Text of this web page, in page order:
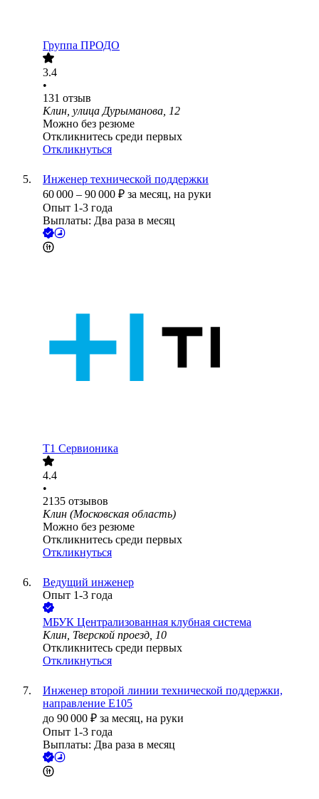
Группа ПРОДО
3.4
•
131 отзыв
Клин, улица Дурыманова, 12
Можно без резюме
Откликнитесь среди первых
Откликнуться
Инженер технической поддержки
60 000 – 90 000 ₽ за месяц, на руки
Опыт 1-3 года
Выплаты: Два раза в месяц
Т1 Сервионика
4.4
•
2135 отзывов
Клин (Московская область)
Можно без резюме
Откликнитесь среди первых
Откликнуться
Ведущий инженер
Опыт 1-3 года
МБУК Централизованная клубная система
Клин, Тверской проезд, 10
Откликнитесь среди первых
Откликнуться
Инженер второй линии технической поддержки,
направление Е105
до 90 000 ₽ за месяц, на руки
Опыт 1-3 года
Выплаты: Два раза в месяц